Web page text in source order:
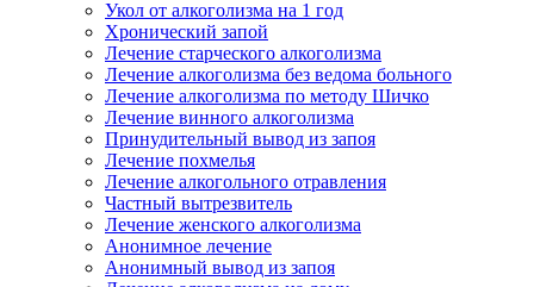
Укол от алкоголизма на 1 год
Хронический запой
Лечение старческого алкоголизма
Лечение алкоголизма без ведома больного
Лечение алкоголизма по методу Шичко
Лечение винного алкоголизма
Принудительный вывод из запоя
Лечение похмелья
Лечение алкогольного отравления
Частный вытрезвитель
Лечение женского алкоголизма
Анонимное лечение
Анонимный вывод из запоя